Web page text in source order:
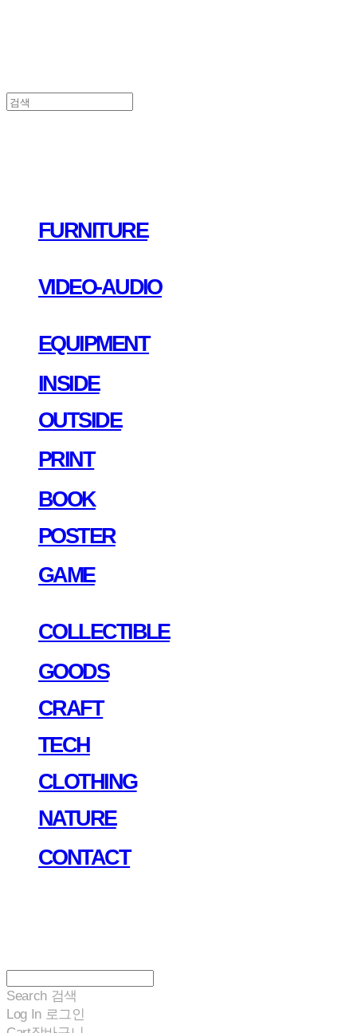
FURNITURE
VIDEO-AUDIO
EQUIPMENT
INSIDE
OUTSIDE
PRINT
BOOK
POSTER
GAME
COLLECTIBLE
GOODS
CRAFT
TECH
CLOTHING
NATURE
CONTACT
Search 검색
Log In 로그인